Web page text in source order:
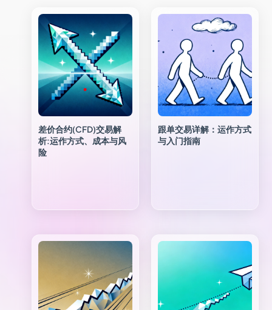
差价合约(CFD)交易解
析:运作方式、成本与风
险
跟单交易详解：运作方式
与入门指南